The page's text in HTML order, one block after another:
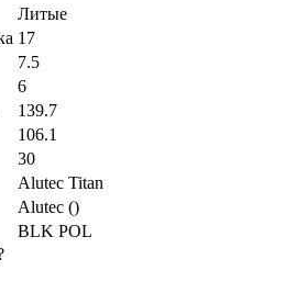
Литые
17
7.5
6
139.7
106.1
30
Alutec Titan
Alutec ()
BLK POL